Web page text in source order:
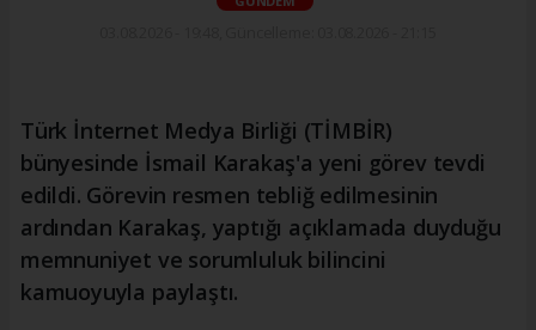
Türk İnternet Medya Birliği (TİMBİR)
bünyesinde İsmail Karakaş'a yeni görev tevdi
edildi. Görevin resmen tebliğ edilmesinin
ardından Karakaş, yaptığı açıklamada duyduğu
memnuniyet ve sorumluluk bilincini
kamuoyuyla paylaştı.